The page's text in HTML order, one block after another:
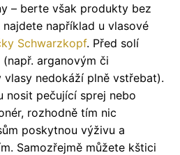
– berte však produkty bez
najdete například u vlasové
Schwarzkopf. Před solí
arganovým či
nedokáží plně vstřebat).
nosit pečující sprej nebo
rozhodně tím nic
poskytnou výživu a
Samozřejmě můžete kštici